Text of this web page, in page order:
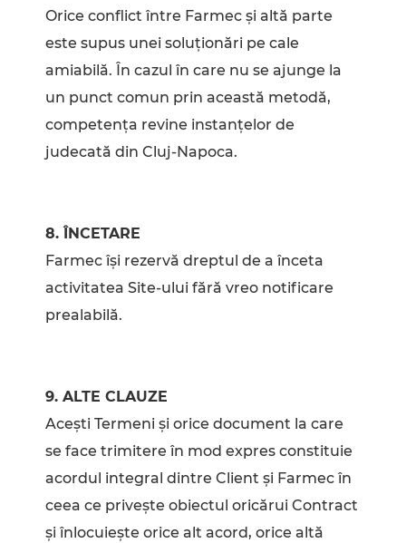
Orice conflict între Farmec şi altă parte
este supus unei soluţionări pe cale
amiabilă. În cazul în care nu se ajunge la
un punct comun prin această metodă,
competenţa revine instanţelor de
judecată din Cluj-Napoca.
8. ÎNCETARE
Farmec îşi rezervă dreptul de a înceta
activitatea Site-ului fără vreo notificare
prealabilă.
9. ALTE CLAUZE
Aceşti Termeni şi orice document la care
se face trimitere în mod expres constituie
acordul integral dintre Client şi Farmec în
ceea ce priveşte obiectul oricărui Contract
şi înlocuieşte orice alt acord, orice altă